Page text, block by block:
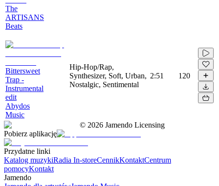
The
ARTISANS
Beats
Bittersweet
Trap -
Instrumental
edit
Abydos
Music
Hip-Hop/Rap,
Synthesizer, Soft, Urban,
Nostalgic, Sentimental
2:51 120
© 2026 Jamendo Licensing
Pobierz aplikację
Przydatne linki
Katalog muzykiRadia In-storeCennikKontaktCentrum
pomocyKontakt
Jamendo